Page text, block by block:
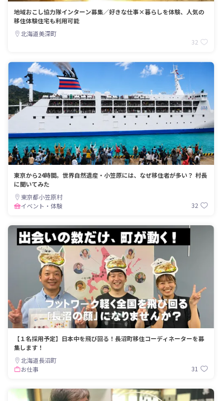
地域おこし協力隊インターン募集／好きな仕事×暮らしを体験、人気の
移住体験住宅も利用可能
北海道美深町
32
東京から24時間。世界自然遺産・小笠原には、なぜ移住者が多い？ 村長
に聞いてみた
東京都小笠原村
イベント・体験
32
【１名採用予定】日本中を飛び回る！長沼町移住コーディネーターを募
集します！
北海道長沼町
お仕事
31